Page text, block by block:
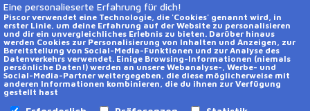
KONTAKTE UND SOCIAL NETWORKS
Hilfe
Kontakte
Eine personalieserte Erfahrung für dich!
Piscor verwendet eine Technologie, die 'Cookies' genannt wird, in
erster Linie, um deine Erfahrung auf der Website zu personalisieren
und dir ein unvergleichliches Erlebnis zu bieten. Darüber hinaus
werden Cookies zur Personalisierung von Inhalten und Anzeigen, zur
Bereitstellung von Social-Media-Funktionen und zur Analyse des
Datenverkehrs verwendet. Einige Browsing-Informationen (niemals
persönliche Daten!) werden an unsere Webanalyse-, Werbe- und
Social-Media-Partner weitergegeben, die diese möglicherweise mit
anderen Informationen kombinieren, die du ihnen zur Verfügung
gestellt hast